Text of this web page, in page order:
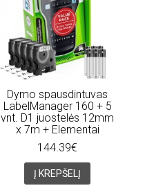
Dymo spausdintuvas
LabelManager 160 + 5
vnt. D1 juostelės 12mm
x 7m + Elementai
144.39€
Į KREPŠELĮ